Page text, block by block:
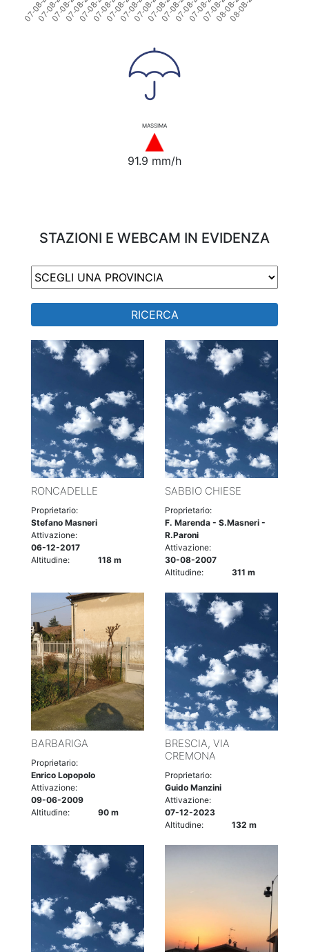
MASSIMA
91.9 mm/h
STAZIONI E WEBCAM IN EVIDENZA
RICERCA
RONCADELLE
Proprietario:
Stefano Masneri
Attivazione:
06-12-2017
Altitudine:
118 m
SABBIO CHIESE
Proprietario:
F. Marenda - S.Masneri -
R.Paroni
Attivazione:
30-08-2007
Altitudine:
311 m
BARBARIGA
Proprietario:
Enrico Lopopolo
Attivazione:
09-06-2009
Altitudine:
90 m
BRESCIA, VIA
CREMONA
Proprietario:
Guido Manzini
Attivazione:
07-12-2023
Altitudine:
132 m